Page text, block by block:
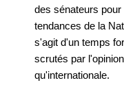
des sénateurs
tendances de la
s'agit d'un temps
scrutés par
qu'internationale.